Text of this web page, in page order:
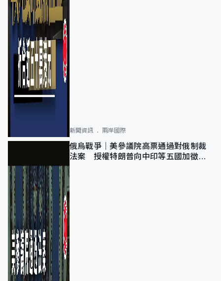
新聞資訊 兩岸國際
俄烏戰爭｜美參議院高票通過對俄制裁
法案 授權特朗普向中印等五國加徵
100%關稅